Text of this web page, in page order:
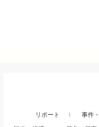
リポート 事件